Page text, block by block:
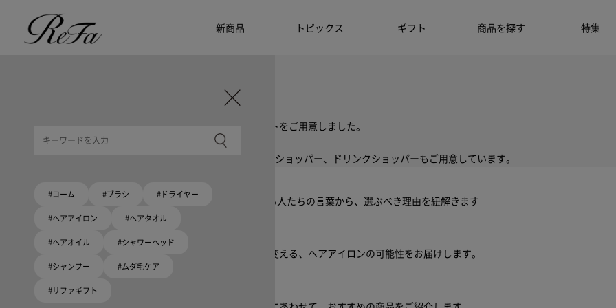
新商品 トピックス ギフト 商品を探す 特集
ReFa商品をご紹介します。プレゼント選びの参考に。
限定ラッピングバック・ショッパーまたはギフトスリーブセットをご用意しました。
大切な人への贈り物にリファオリジナルショッパー
リファロゴが入った、白色のショッパーを6サイズ、ピンク色のショッパー、ドリンクショッパーもご用意しています。
高機能ドライヤー Xモデルに宿る美学。上質な美しさを追求する人たちの言葉から、選ぶべき理由を紐解きます
いい髪めざす、大人たちへ。
髪がきれいって嬉しい。「でもヘアケアは大変」という概念を変える、ヘアアイロンの可能性をお届けします。
ブラシ・コームヘアケアルーティン
#コーム #ブラシ #ドライヤー
#ヘアアイロン #ヘアタオル
#ヘアオイル #シャワーヘッド
#シャンプー #ムダ毛ケア
#リファギフト